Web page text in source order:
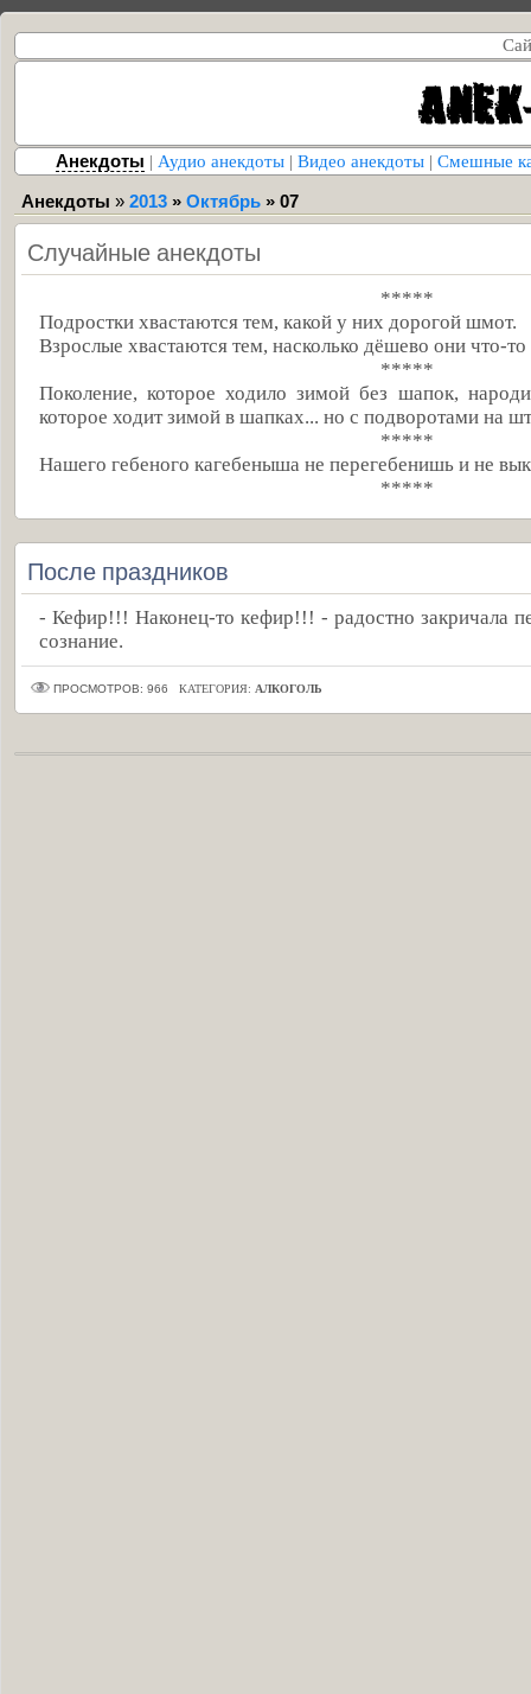
Анекдоты | Аудио анекдоты | Видео анекдоты | Смешные
Анекдоты » 2013 » Октябрь » 07
Случайные анекдоты
*****
Подростки хвастаются тем, какой у них дорогой шмот.
Взрослые хвастаются тем, насколько дёшево они что-
*****
Поколение, которое ходило зимой без шапок,
которое ходит зимой в шапках... но с подворотами на
*****
Нашего гебеного кагебеныша не перегебенишь и не
*****
После праздников
- Кефир!!! Наконец-то кефир!!! - радостно закричала
сознание.
ПРОСМОТРОВ: 966 КАТЕГОРИЯ: АЛКОГОЛЬ